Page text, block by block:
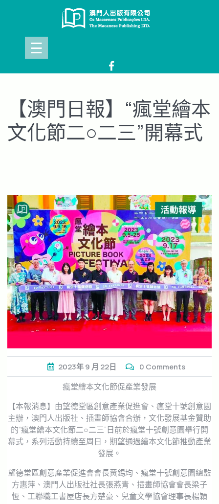
☰
【澳門日報】“瘋堂繪本
文化節二○二三”開幕式
2023年 9 月 22日 0 Comments
瘋堂繪本文化節促產業發展
【本報消息】由望德堂區創意產業促進會、瘋堂十號創意園
主辦，澳門人出版社、插畫師協會合辦，文化發展基金贊助
的“瘋堂繪本文化節二○二三”日前於瘋堂十號創意園舉行開
幕式，系列活動持續至周日，期望通過繪本文化節推動產業
發展。
望德堂區創意產業促進會會長黃錫均、瘋堂十號創意園總監
方惠萍、澳門人出版社社長張燕青、插畫師協會會長梁子
恆、工聯職工書屋店長方楚豪、兒童文學協會理事長楊穎